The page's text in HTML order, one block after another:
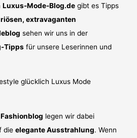
Luxus-Mode-Blog.de gibt es Tipps
extravaganten
sehen wir uns in der
Tipps für unsere Leserinnen und
Fashionblog legen wir dabei
dieelegante Ausstrahlung. Wenn